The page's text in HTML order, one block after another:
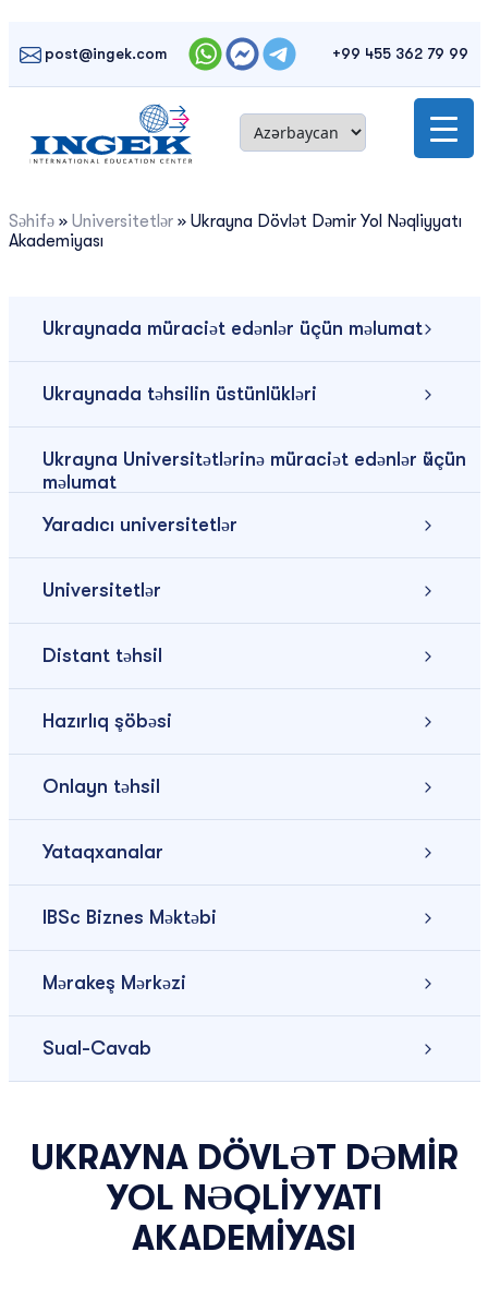
contentpost@ingek.com +99 455 362 79 99
Səhifə» Universitetlər» Ukrayna Dövlət Dəmir Yol Nəqliyyatı
Akademiyası
Ukraynada müraciət edənlər üçün məlumat
Ukraynada təhsilin üstünlükləri
Ukrayna Universitətlərinə müraciət edənlər üçün
məlumat
Yaradıcı universitetlər
Universitetlər
Distant təhsil
Hazırlıq şöbəsi
Onlayn təhsil
Yataqxanalar
IBSc Biznes Məktəbi
Mərakeş Mərkəzi
Sual-Cavab
UKRAYNA DÖVLƏT DƏMIR
YOL NƏQLIYYATI
AKADEMIYASI